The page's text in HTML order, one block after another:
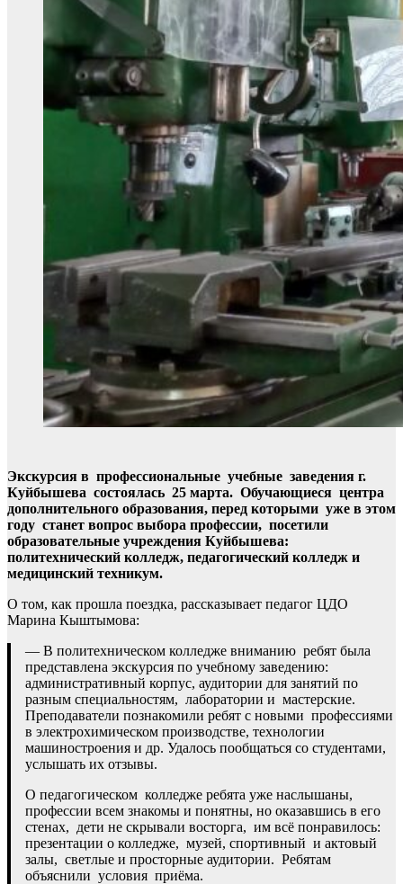
Экскурсия в профессиональные учебные заведения г.
Куйбышева состоялась 25 марта. Обучающиеся центра
дополнительного образования, перед которыми уже в этом
году станет вопрос выбора профессии, посетили
образовательные учреждения Куйбышева:
политехнический колледж, педагогический колледж и
медицинский техникум.
О том, как прошла поездка, рассказывает педагог ЦДО
Марина Кыштымова:
— В политехническом колледже вниманию ребят была
представлена экскурсия по учебному заведению:
административный корпус, аудитории для занятий по
разным специальностям, лаборатории и мастерские.
Преподаватели познакомили ребят с новыми профессиями
в электрохимическом производстве, технологии
машиностроения и др. Удалось пообщаться со студентами,
услышать их отзывы.
О педагогическом колледже ребята уже наслышаны,
профессии всем знакомы и понятны, но оказавшись в его
стенах, дети не скрывали восторга, им всё понравилось:
презентации о колледже, музей, спортивный и актовый
залы, светлые и просторные аудитории. Ребятам
объяснили условия приёма.